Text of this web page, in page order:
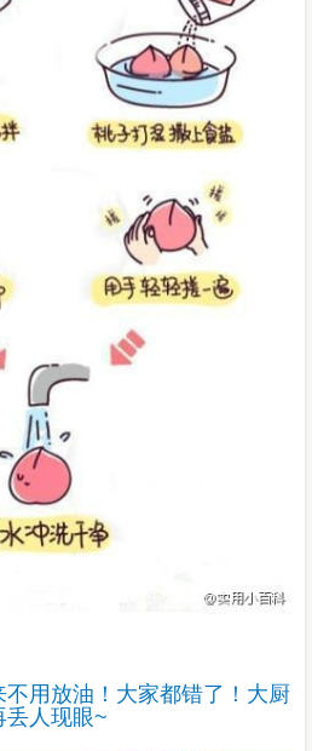
用放油！大家都错了！大厨
丢人现眼~